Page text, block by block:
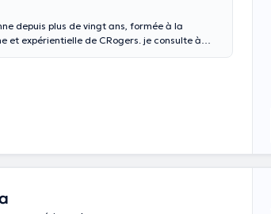
depuis plus de vingt ans, formée à la
de CRogers. je consulte à
elle une alliée ou
concernées d'avoir l'opportunité de réfléchir
de prendre conscience qu'il serait bénéfique